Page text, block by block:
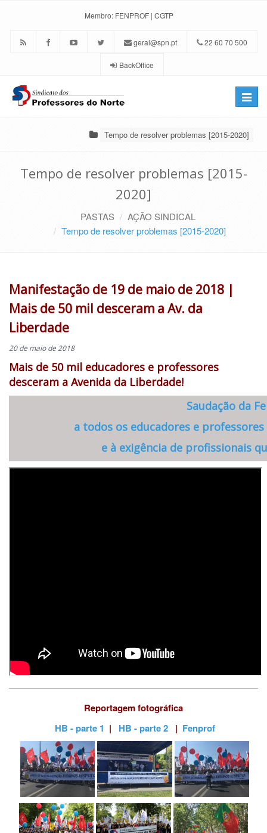
Membro: FENPROF | CGTP
geral@spn.pt 22 60 70 500
BackOffice
Toggle
Tempo de resolver problemas [2015-2020]
Tempo de resolver problemas [2015-
2020]
PASTAS
AÇÃO SINDICAL
Tempo de resolver problemas [2015-2020]
Manifestação de 19 de maio de 2018 |
Mais de 50 mil desceram a Av. da
Liberdade
20 de maio de 2018
Mais de 50 mil educadores e professores
desceram a Avenida da Liberdade!
Saudação da
a todos os educadores e
e à exigência de profissionais
Reportagem fotográfica
HB - parte 1 | HB - parte 2 | Fenprof